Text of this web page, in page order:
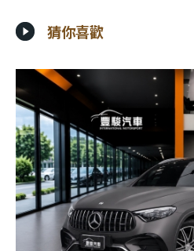
猜你喜歡